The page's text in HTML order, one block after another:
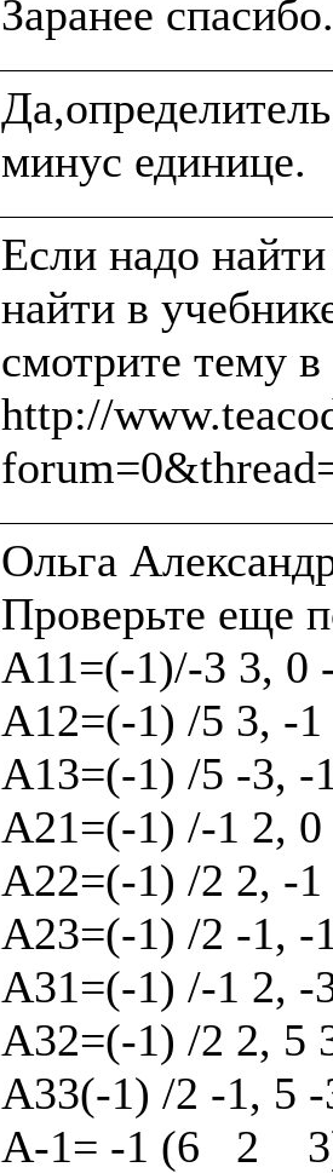
Если надо
найти в
смотрите тему
http://
Ольга
Проверьте еще
А11=(-1)/-3 3, 0
А12=(-1) /5 3, -
А13=(-1) /5 -3, -
А21=(-1) /-1 2,
А22=(-1) /2 2, -
А23=(-1) /2 -1, -
А31=(-1) /-1 2, -
А32=(-1) /2 2, 5
А33(-1) /2 -1, 5
А-1= -1 (6   2